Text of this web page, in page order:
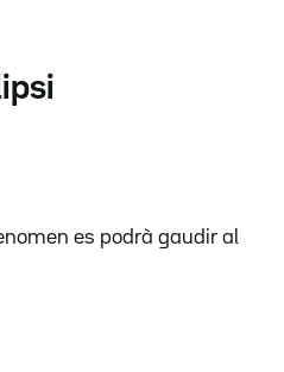
es podrà gaudir al